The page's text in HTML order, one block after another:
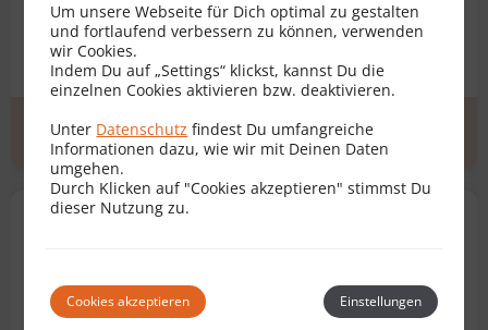
Kaufvertrag Erbvertrag
Gesellschaftsvertrag
Mietvertrag
Erstgespräch zum Profil
Mag. Claudia Sorgo
8200 Gleisdorf
Weitere Standorte
Um unsere Webseite für Dich optimal zu gestalten
und fortlaufend verbessern zu können, verwenden
wir Cookies.
Indem Du auf „Settings“ klickst, kannst Du die
einzelnen Cookies aktivieren bzw. deaktivieren.
Unter Datenschutz findest Du umfangreiche
Informationen dazu, wie wir mit Deinen Daten
umgehen.
Durch Klicken auf "Cookies akzeptieren" stimmst Du
dieser Nutzung zu.
Cookies akzeptieren Einstellungen